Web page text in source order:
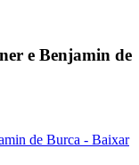
e Benjamin de
de Burca - Baixar